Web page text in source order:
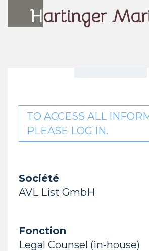
Hartinger
TO ACCESS ALL
PLEASE LOG IN.
Société
AVL List GmbH
Fonction
Legal Counsel (in-house)